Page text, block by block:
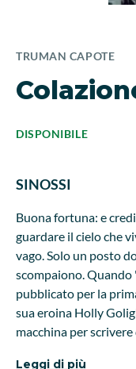
TRUMAN CAPOTE
DISPONIBILE
SINOSSI
Buona fortuna: e
guardare il cielo che
vago. Solo un posto
scompaiono.
pubblicato per la
sua eroina Holly
macchina per
Leggi di più